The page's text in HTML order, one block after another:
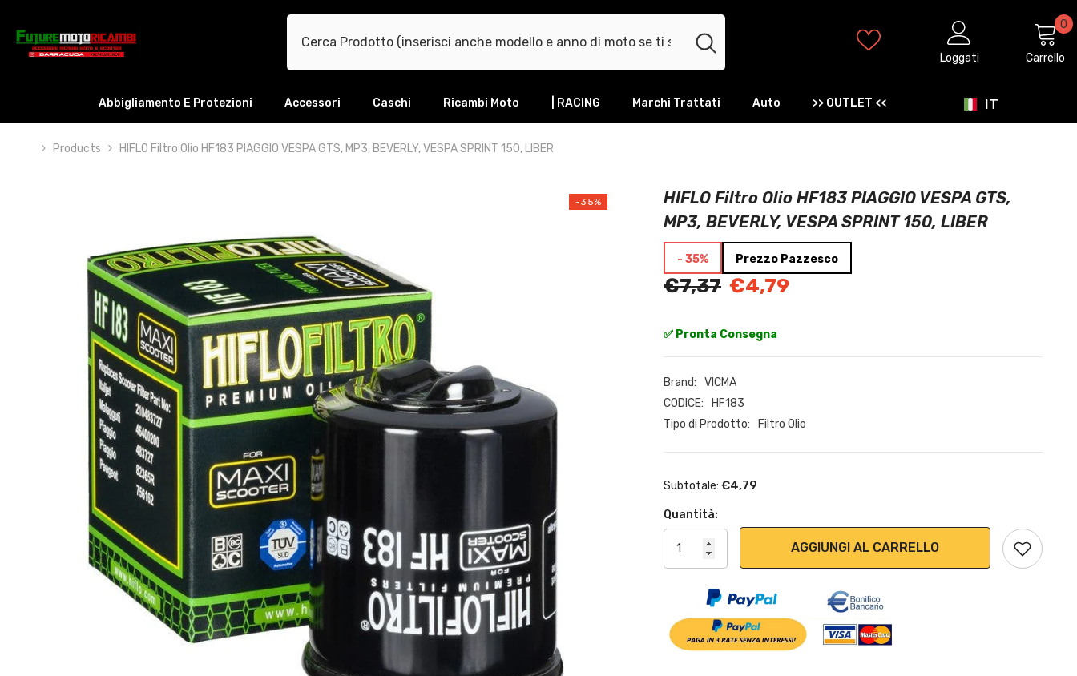
Loggati Carrello
0 0
Abbigliamento E Protezioni Accessori Caschi Ricambi Moto | RACING Marchi Trattati Auto >> OUTLET << IT
IT
Products HIFLO Filtro Olio HF183 PIAGGIO VESPA GTS, MP3, BEVERLY, VESPA SPRINT 150, LIBER
-35%
HIFLO Filtro Olio HF183 PIAGGIO VESPA GTS,
MP3, BEVERLY, VESPA SPRINT 150, LIBER
- 35% Prezzo Pazzesco
€7,37 €4,79
✅ Pronta Consegna
Brand:
VICMA
CODICE:
HF183
Tipo di Prodotto:
Filtro Olio
Subtotale:€4,79
Quantità:
AGGIUNGI AL CARRELLO